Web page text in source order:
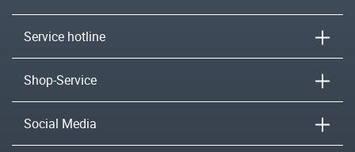
Service hotline
Shop-Service
Social Media